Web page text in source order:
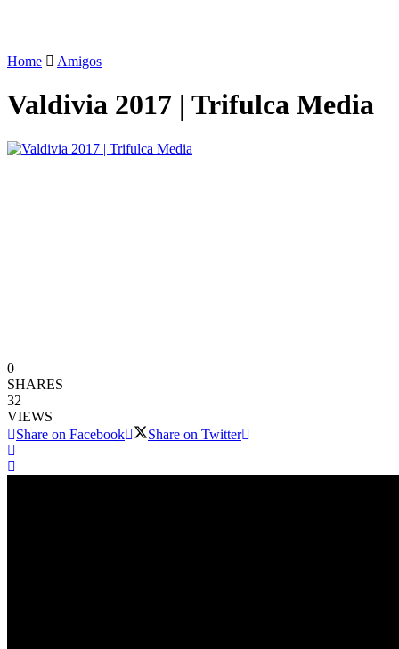
Home Amigos
Valdivia 2017 | Trifulca Media
0
SHARES
32
VIEWS
Share on Facebook
Share on Twitter